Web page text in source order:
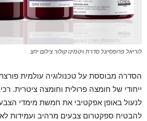
לוריאל פרופסיונל סדרת ויטמינו קולור צילום יחצ
הסדרה מבוססת על טכנולוגיה עולמית
ייחודי של חומצה פרולית וחומצה ציטרית.
לנעול באופן אפקטיבי את חמשת מימדי
להבטיח ספקטרום צבעים מרהיב ועמידות